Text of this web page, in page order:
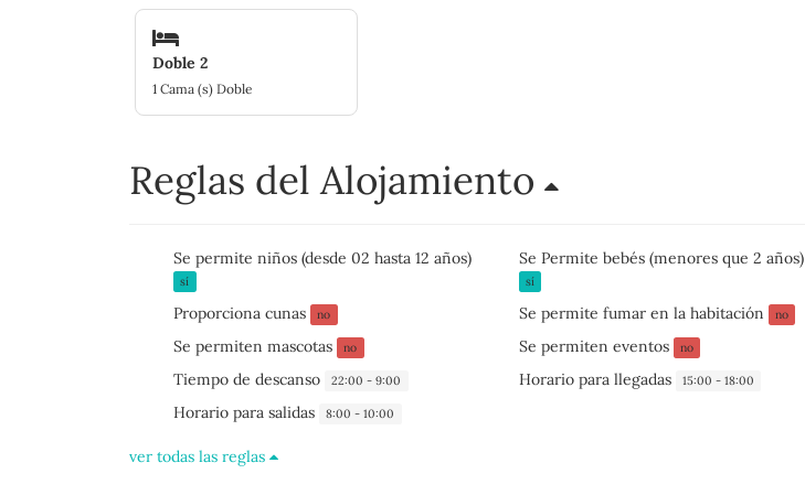
Doble 2
1 Cama (s) Doble
Reglas del Alojamiento
Se permite niños (desde 02 hasta 12 años)
sí
Se Permite bebés (menores que 2 años)
sí
Proporciona cunas no Se permite fumar en la habitación no
Se permiten mascotas no Se permiten eventos no
Tiempo de descanso 22:00 - 9:00 Horario para llegadas 15:00 - 18:00
Horario para salidas 8:00 - 10:00
ver todas las reglas